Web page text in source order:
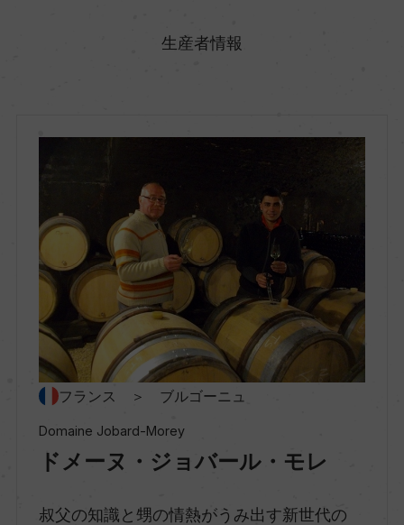
コート・ド・ボーヌ
村名
種類
スティルワイン
味わい
生産者情報
フランス ＞ ブルゴーニュ
Domaine Jobard-Morey
ドメーヌ・ジョバール・モレ
叔父の知識と甥の情熱がうみ出す新世代の